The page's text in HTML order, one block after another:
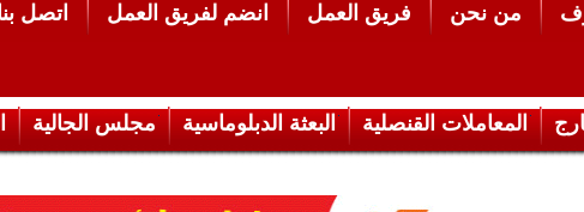
من نحن فريق العمل انضم لفريق العمل اتصل
المعاملات القنصلية البعثة الدبلوماسية مجلس الجالية